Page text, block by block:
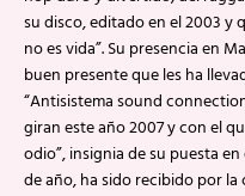
su disco, editado en el 2003 y
no es vida”. Su presencia en
buen presente que les ha
“Antisistema sound
giran este año 2007 y con el
odio”, insignia de su puesta
de año, ha sido recibido por